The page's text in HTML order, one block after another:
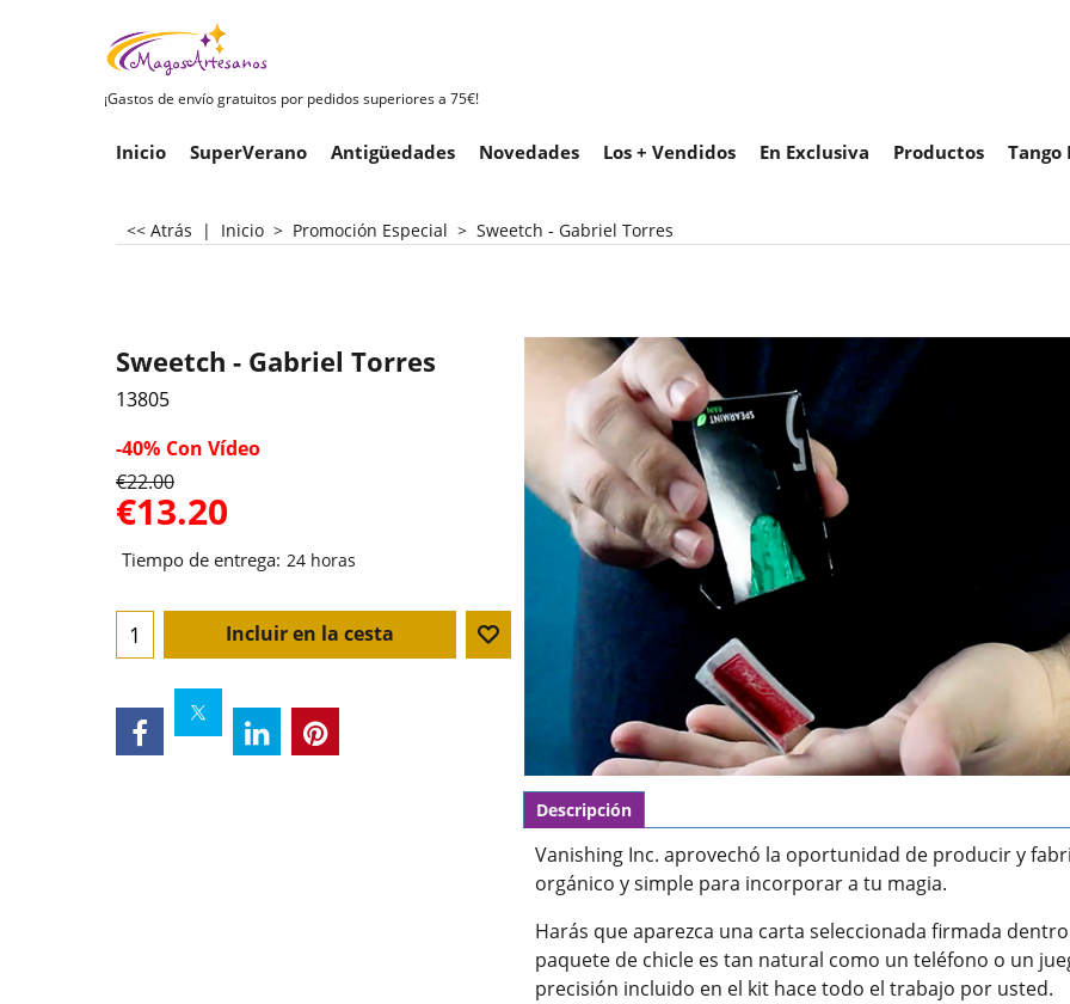
¡Gastos de envío gratuitos por pedidos superiores a 75€!
Inicio SuperVerano Antigüedades Novedades Los + Vendidos En Exclusiva Productos Tango
<< Atrás | Inicio > Promoción Especial > Sweetch - Gabriel Torres
Sweetch - Gabriel Torres
13805
-40% Con Vídeo
€22.00
€13.20
Tiempo de entrega: 24 horas
Incluir en la cesta
Descripción
Vanishing Inc. aprovechó la oportunidad de producir y
orgánico y simple para incorporar a tu magia.
Harás que aparezca una carta seleccionada firmada
paquete de chicle es tan natural como un teléfono o un
precisión incluido en el kit hace todo el trabajo por usted.